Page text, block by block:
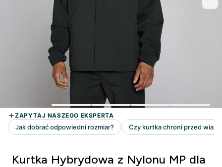
Kurtka Hybrydowa z Nylonu MP dla